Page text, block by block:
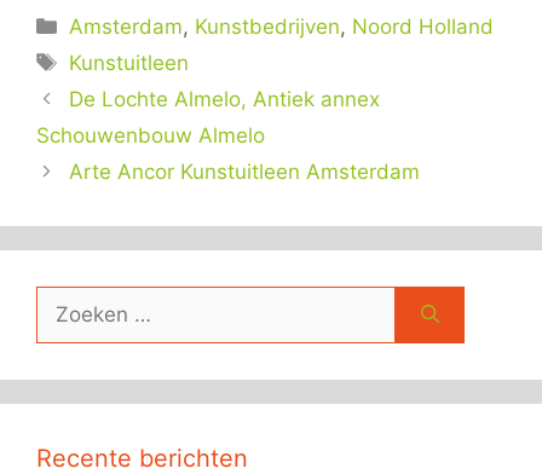
Categorieën
Amsterdam, Kunstbedrijven, Noord Holland
Tags
Kunstuitleen
De Lochte Almelo, Antiek annex
Schouwenbouw Almelo
Arte Ancor Kunstuitleen Amsterdam
naar:
Recente berichten